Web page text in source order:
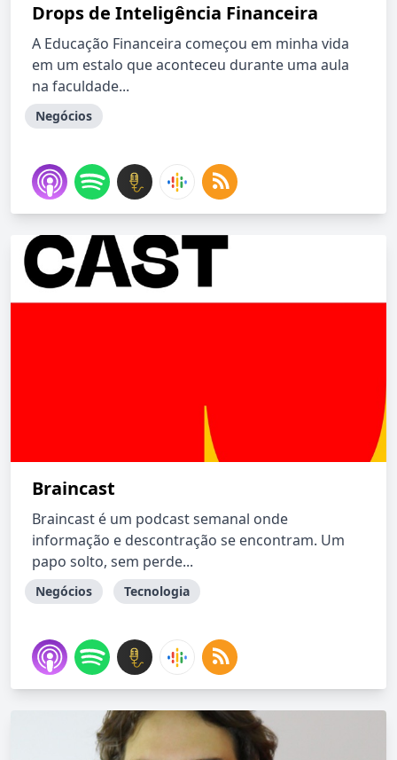
Drops de Inteligência Financeira
A Educação Financeira começou em minha vida
em um estalo que aconteceu durante uma aula
na faculdade...
Negócios
Braincast
Braincast é um podcast semanal onde
informação e descontração se encontram. Um
papo solto, sem perde...
Negócios Tecnologia